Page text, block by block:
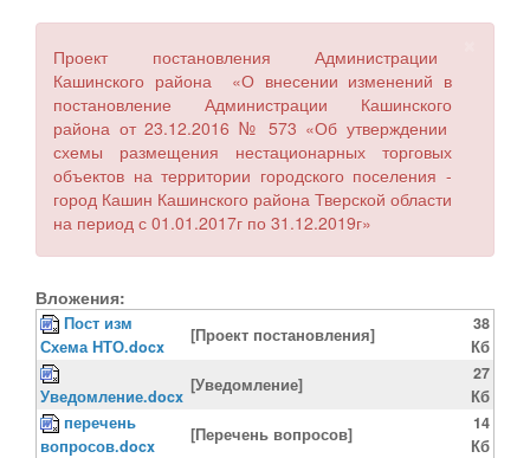
Проект постановления Администрации
Кашинского района «О внесении изменений в
постановление Администрации Кашинского
района от 23.12.2016 № 573 «Об утверждении
схемы размещения нестационарных торговых
объектов на территории городского поселения -
город Кашин Кашинского района Тверской области
на период с 01.01.2017г по 31.12.2019г»
Вложения:
Пост изм
Схема НТО.docx
[Проект постановления]
38
Кб
Уведомление.docx
[Уведомление]
27
Кб
перечень
вопросов.docx
[Перечень вопросов]
14
Кб